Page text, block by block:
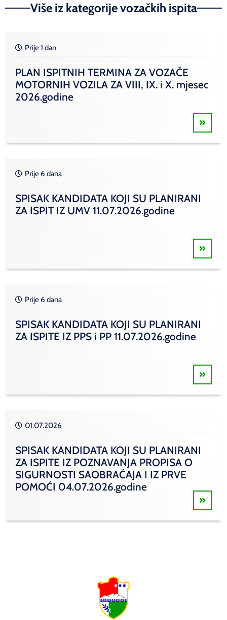
Više iz kategorije vozačkih ispita
Prije 1 dan
PLAN ISPITNIH TERMINA ZA VOZAČE
MOTORNIH VOZILA ZA VIII, IX. i X. mjesec
2026.godine
Prije 6 dana
SPISAK KANDIDATA KOJI SU PLANIRANI
ZA ISPIT IZ UMV 11.07.2026.godine
Prije 6 dana
SPISAK KANDIDATA KOJI SU PLANIRANI
ZA ISPITE IZ PPS i PP 11.07.2026.godine
01.07.2026
SPISAK KANDIDATA KOJI SU PLANIRANI
ZA ISPITE IZ POZNAVANJA PROPISA O
SIGURNOSTI SAOBRAĆAJA I IZ PRVE
POMOĆI 04.07.2026.godine